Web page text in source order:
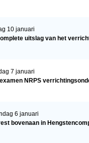
10 januari
uitslag van het
7 januari
NRPS
6 januari
bovenaan in